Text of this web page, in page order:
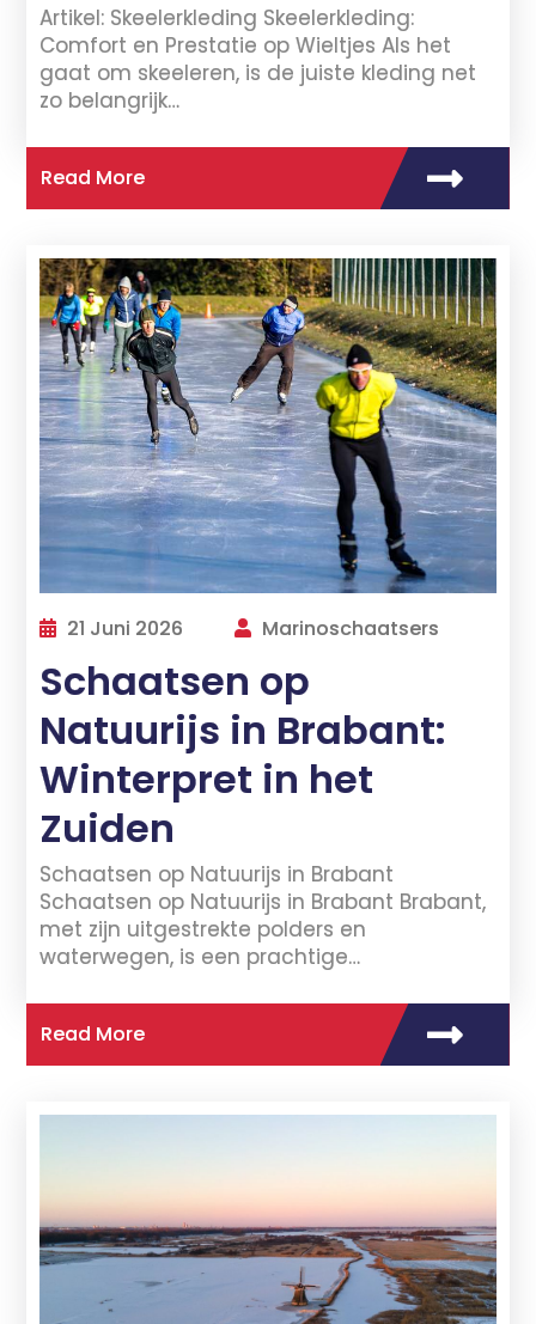
Artikel: Skeelerkleding Skeelerkleding:
Comfort en Prestatie op Wieltjes Als het
gaat om skeeleren, is de juiste kleding net
zo belangrijk…
Read More
21 Juni 2026 Marinoschaatsers
Schaatsen op
Natuurijs in Brabant:
Winterpret in het
Zuiden
Schaatsen op Natuurijs in Brabant
Schaatsen op Natuurijs in Brabant Brabant,
met zijn uitgestrekte polders en
waterwegen, is een prachtige…
Read More